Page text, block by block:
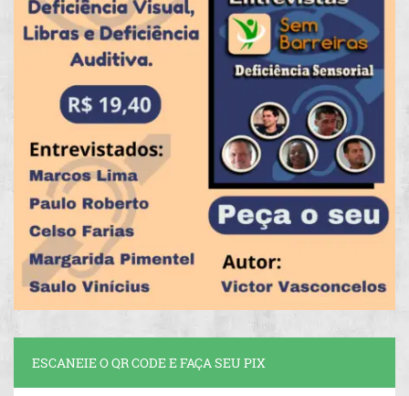
ESCANEIE O QR CODE E FAÇA SEU PIX